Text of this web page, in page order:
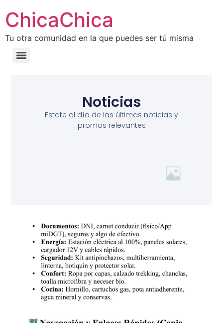
ChicaChica
Tu otra comunidad en la que puedes ser tú misma
Noticias
Estate al día de las últimas noticias y
promos relevantes